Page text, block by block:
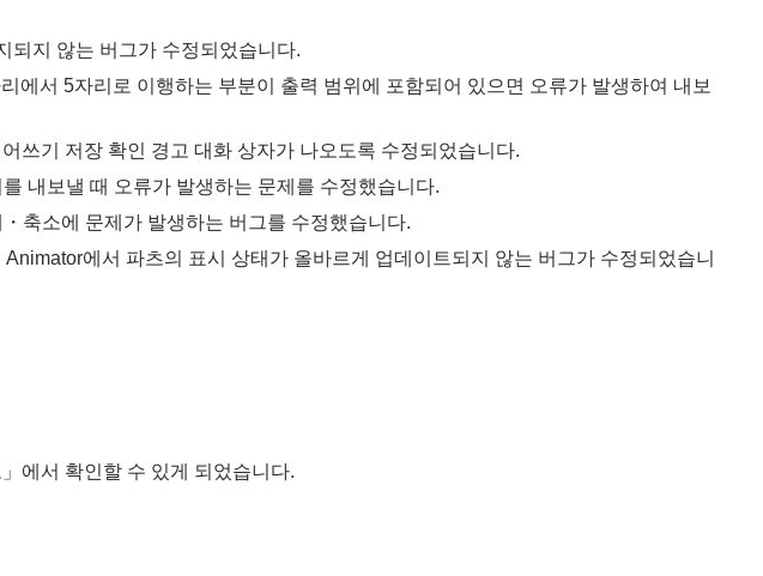
되지 않는 버그가 수정되었습니다.
에서 5자리로 이행하는 부분이 출력 범위에 포함되어 있으면 오류가 발생하여 내보
쓰기 저장 확인 경고 대화 상자가 나오도록 수정되었습니다.
내보낼 때 오류가 발생하는 문제를 수정했습니다.
축소에 문제가 발생하는 버그를 수정했습니다.
에서 파츠의 표시 상태가 올바르게 업데이트되지 않는 버그가 수정되었습니
에서 확인할 수 있게 되었습니다.